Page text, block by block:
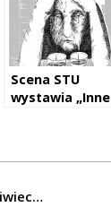
Scena STU
wystawia „Inne